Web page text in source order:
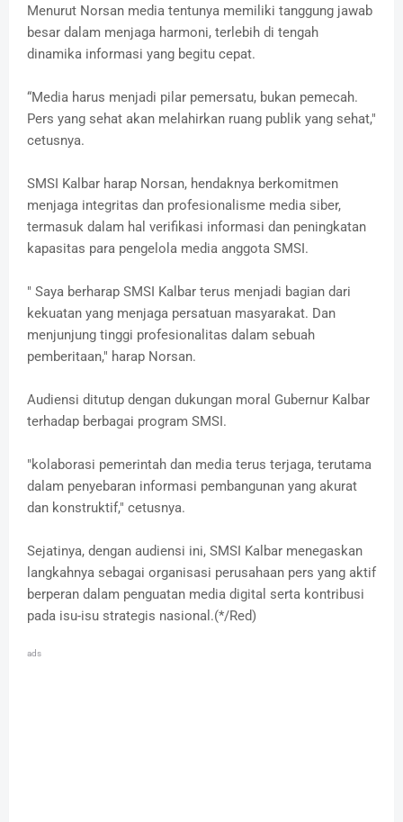
Menurut Norsan media tentunya memiliki tanggung jawab
besar dalam menjaga harmoni, terlebih di tengah
dinamika informasi yang begitu cepat.
“Media harus menjadi pilar pemersatu, bukan pemecah.
Pers yang sehat akan melahirkan ruang publik yang sehat,"
cetusnya.
SMSI Kalbar harap Norsan, hendaknya berkomitmen
menjaga integritas dan profesionalisme media siber,
termasuk dalam hal verifikasi informasi dan peningkatan
kapasitas para pengelola media anggota SMSI.
" Saya berharap SMSI Kalbar terus menjadi bagian dari
kekuatan yang menjaga persatuan masyarakat. Dan
menjunjung tinggi profesionalitas dalam sebuah
pemberitaan," harap Norsan.
Audiensi ditutup dengan dukungan moral Gubernur Kalbar
terhadap berbagai program SMSI.
"kolaborasi pemerintah dan media terus terjaga, terutama
dalam penyebaran informasi pembangunan yang akurat
dan konstruktif," cetusnya.
Sejatinya, dengan audiensi ini, SMSI Kalbar menegaskan
langkahnya sebagai organisasi perusahaan pers yang aktif
berperan dalam penguatan media digital serta kontribusi
pada isu-isu strategis nasional.(*/Red)
ads